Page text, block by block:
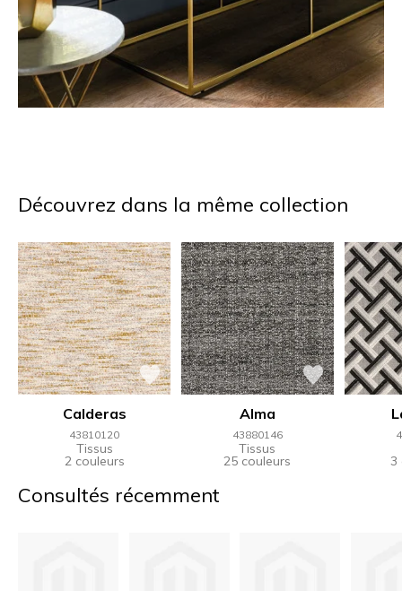
Découvrez dans la même collection
Calderas
43810120
Tissus
2 couleurs
Alma
43880146
Tissus
25 couleurs 3
Consultés récemment